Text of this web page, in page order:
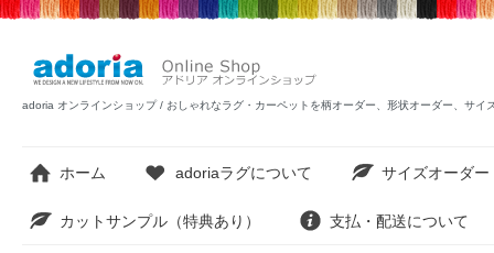
adoria オンラインショップ / おしゃれなラグ・カーペットを柄オーダー、形状オーダー、サイ
ホーム adoriaラグについて サイズオーダー
カットサンプル（特典あり） 支払・配送について